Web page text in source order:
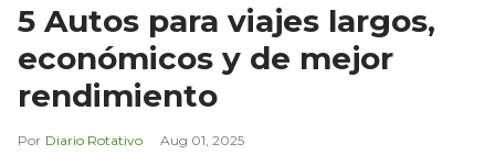
5 Autos para viajes largos,
económicos y de mejor
rendimiento
Diario Rotativo Aug 01, 2025